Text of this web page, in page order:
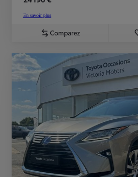
En savoir plus
Comparez